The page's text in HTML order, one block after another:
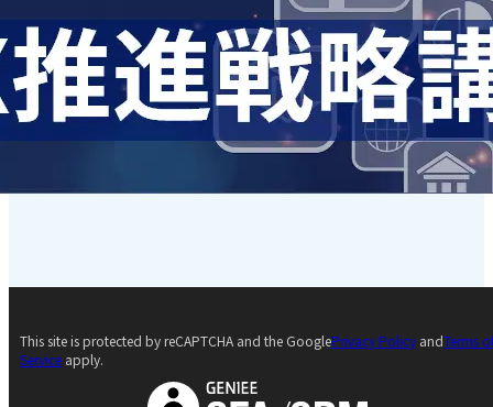
This site is protected by reCAPTCHA and the GooglePrivacy Policy andTerms
Service apply.